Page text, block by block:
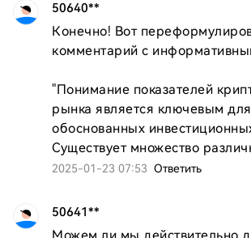
50640**
Конечно! Вот
комментарий с
"Понимание показателей
рынка является ключевым
обоснованных
Существует множество
2025-01-23 07:53 Ответить
50641**